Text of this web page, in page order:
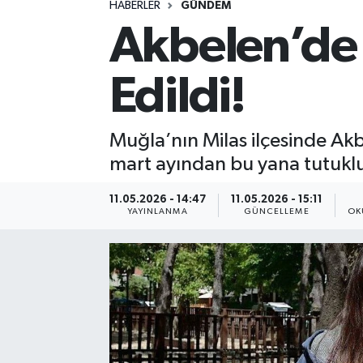
HABERLER GÜNDEM
Akbelen’de
Edildi!
Muğla’nın Milas ilçesinde
mart ayından bu yana
11.05.2026 - 14:47
YAYINLANMA
11.05.2026 - 15:11
GÜNCELLEME